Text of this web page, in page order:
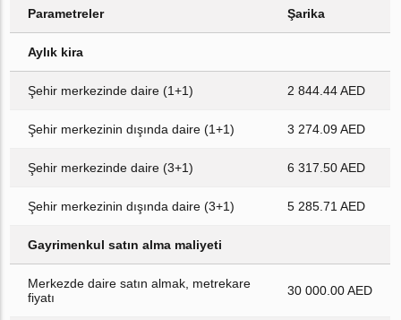
Parametreler Şarika
Aylık kira
Şehir merkezinde daire (1+1) 2 844.44 AED
Şehir merkezinin dışında daire (1+1) 3 274.09 AED
Şehir merkezinde daire (3+1) 6 317.50 AED
Şehir merkezinin dışında daire (3+1) 5 285.71 AED
Gayrimenkul satın alma maliyeti
Merkezde daire satın almak, metrekare
fiyatı
30 000.00 AED